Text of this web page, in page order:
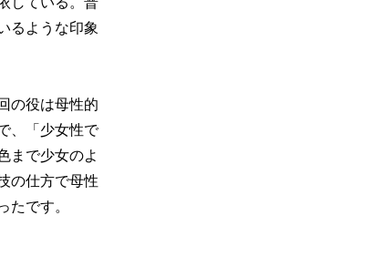
るような印象
の役は母性的
、「少女性で
まで少女のよ
の仕方で母性
です。